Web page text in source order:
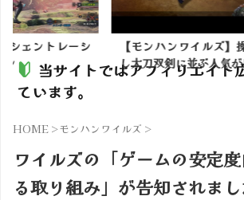
トレーシ
【モンハンワイルズ】操虫
し太刀双剣に並ぶ人気が出...
当サイトではアフィリエイト
ています。
HOME >モンハンワイルズ >
ワイルズの「ゲームの安定
る取り組み」が告知されまし